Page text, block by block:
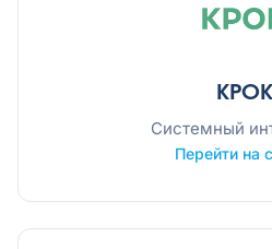
КРОК
Системный
Перейти на